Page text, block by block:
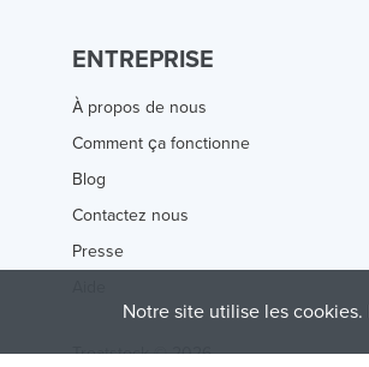
ENTREPRISE
À propos de nous
Comment ça fonctionne
Blog
Contactez nous
Presse
Treatstock © 2026
Notre site utilise les